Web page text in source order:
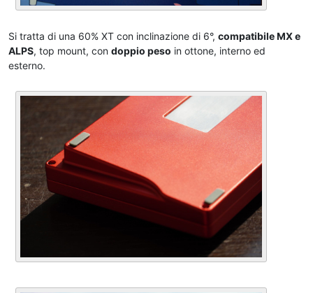
Si tratta di una 60% XT con inclinazione di 6°, compatibile MX e
ALPS, top mount, con doppio peso in ottone, interno ed
esterno.